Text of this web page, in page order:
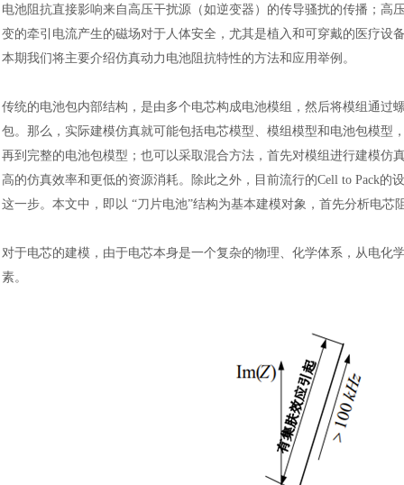
电池阻抗直接影响来自高压干扰源（如逆变器）的传导骚扰的传播；
变的牵引电流产生的磁场对于人体安全，尤其是植入和可穿戴的医疗设
本期我们将主要介绍仿真动力电池阻抗特性的方法和应用举例。
传统的电池包内部结构，是由多个电芯构成电池模组，然后将模组通
包。那么，实际建模仿真就可能包括电芯模型、模组模型和电池包模
再到完整的电池包模型；也可以采取混合方法，首先对模组进行建模仿
高的仿真效率和更低的资源消耗。除此之外，目前流行的Cell to Pack
这一步。本文中，即以 “刀片电池”结构为基本建模对象，首先分析电芯
对于电芯的建模，由于电芯本身是一个复杂的物理、化学体系，从电化
素。